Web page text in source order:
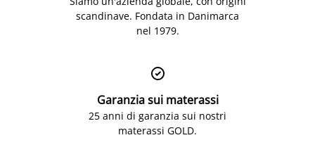
scandinave. Fondata in Danimarca
nel 1979.

Garanzia sui materassi
25 anni di garanzia sui nostri
materassi GOLD.